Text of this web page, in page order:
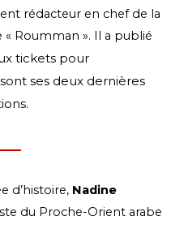
rédacteur en chef de la
Roumman ». Il a publié
tickets pour
sont ses deux dernières
d’histoire, Nadine
du Proche-Orient arabe